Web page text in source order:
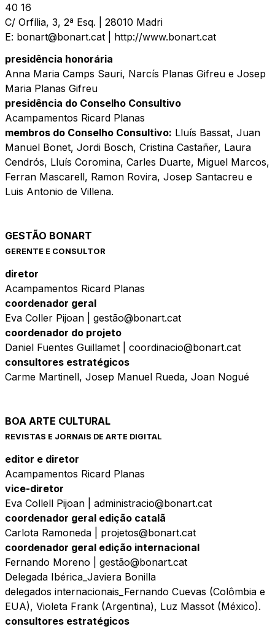
40 16
C/ Orfília, 3, 2ª Esq. | 28010 Madri
E: bonart@bonart.cat | http://www.bonart.cat
presidência honorária
Anna Maria Camps Sauri, Narcís Planas Gifreu e Josep
Maria Planas Gifreu
presidência do Conselho Consultivo
Acampamentos Ricard Planas
membros do Conselho Consultivo: Lluís Bassat, Juan
Manuel Bonet, Jordi Bosch, Cristina Castañer, Laura
Cendrós, Lluís Coromina, Carles Duarte, Miguel Marcos,
Ferran Mascarell, Ramon Rovira, Josep Santacreu e
Luis Antonio de Villena.
GESTÃO BONART
GERENTE E CONSULTOR
diretor
Acampamentos Ricard Planas
coordenador geral
Eva Coller Pijoan | gestão@bonart.cat
coordenador do projeto
Daniel Fuentes Guillamet | coordinacio@bonart.cat
consultores estratégicos
Carme Martinell, Josep Manuel Rueda, Joan Nogué
BOA ARTE CULTURAL
REVISTAS E JORNAIS DE ARTE DIGITAL
editor e diretor
Acampamentos Ricard Planas
vice-diretor
Eva Collell Pijoan | administracio@bonart.cat
coordenador geral edição catalã
Carlota Ramoneda | projetos@bonart.cat
coordenador geral edição internacional
Fernando Moreno | gestão@bonart.cat
Delegada Ibérica_Javiera Bonilla
delegados internacionais_Fernando Cuevas (Colômbia e
EUA), Violeta Frank (Argentina), Luz Massot (México).
consultores estratégicos